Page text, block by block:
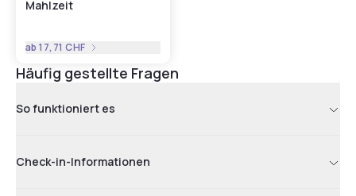
Mahlzeit
ab17,71 CHF
Häufig gestellte Fragen
So funktioniert es
Check-in-Informationen